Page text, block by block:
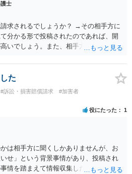
下の罰金に処する。
士
求されるでしょうか？ →その相手方に
分かる形で投稿されたのであれば、開
いでしょう。また、相手方の投稿した
求が進むと、投稿に使った回線の契約
れます。アカウント情報開示の場合
意見照会がなされます。 また、された
。 →ケースバイケースであり、数万円
ょう。裁判外であれば交渉して相手方
た
#訴訟・損害賠償請求
#加害者
役にたった 1
は相手方に聞くしかありませんが、お
せ」という背景事情があり、投稿され
情を踏まえて情報収集した結果、この